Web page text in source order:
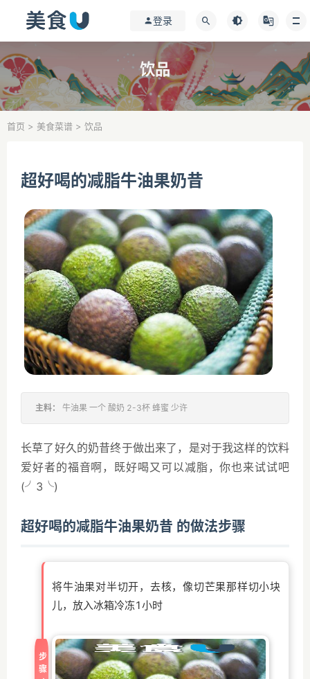
登录
饮品
首页 > 美食菜谱 > 饮品
超好喝的减脂牛油果奶昔
主料： 牛油果 一个 酸奶 2-3杯 蜂蜜 少许
长草了好久的奶昔终于做出来了，是对于我这样的饮料
爱好者的福音啊，既好喝又可以减脂，你也来试试吧
(╯3╰)
超好喝的减脂牛油果奶昔 的做法步骤
将牛油果对半切开，去核，像切芒果那样切小块
儿，放入冰箱冷冻1小时
步骤1